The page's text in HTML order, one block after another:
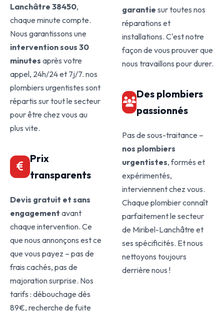
Lanchâtre 38450,
chaque minute compte.
Nous garantissons une
intervention sous 30
minutes après votre
appel, 24h/24 et 7j/7. nos
plombiers urgentistes sont
répartis sur tout le secteur
pour être chez vous au
plus vite.
Prix
transparents
Devis gratuit et sans
engagement avant
chaque intervention. Ce
que nous annonçons est ce
que vous payez – pas de
frais cachés, pas de
majoration surprise. Nos
tarifs : débouchage dès
89€, recherche de fuite
garantie sur toutes nos
réparations et
installations. C'est notre
façon de vous prouver que
nous travaillons pour durer.
Des plombiers
passionnés
Pas de sous-traitance –
nos plombiers
urgentistes, formés et
expérimentés,
interviennent chez vous.
Chaque plombier connaît
parfaitement le secteur
de Miribel-Lanchâtre et
ses spécificités. Et nous
nettoyons toujours
derrière nous !